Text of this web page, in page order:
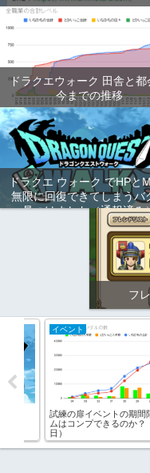
ドラクエウォーク 田舎と都
今までの推移
ドラクエ ウォーク でHPと
無限に回復できてしまうバ
見つけました（通報済み
フ
イベント
試練の扉イベントの期間限定
ムはコンプできるのか？（残